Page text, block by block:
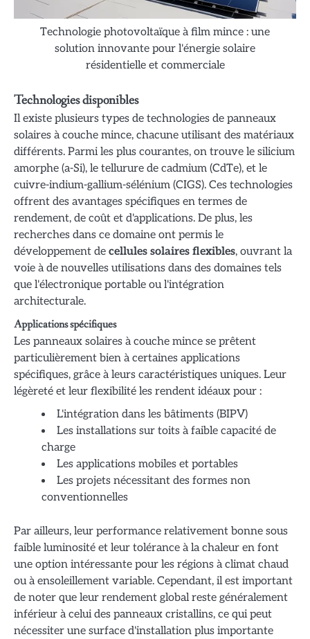
Technologie photovoltaïque à film mince : une
solution innovante pour l'énergie solaire
résidentielle et commerciale
Technologies disponibles
Il existe plusieurs types de technologies de panneaux
solaires à couche mince, chacune utilisant des matériaux
différents. Parmi les plus courantes, on trouve le silicium
amorphe (a-Si), le tellurure de cadmium (CdTe), et le
cuivre-indium-gallium-sélénium (CIGS). Ces technologies
offrent des avantages spécifiques en termes de
rendement, de coût et d'applications. De plus, les
recherches dans ce domaine ont permis le
développement de cellules solaires flexibles, ouvrant la
voie à de nouvelles utilisations dans des domaines tels
que l'électronique portable ou l'intégration
architecturale.
Applications spécifiques
Les panneaux solaires à couche mince se prêtent
particulièrement bien à certaines applications
spécifiques, grâce à leurs caractéristiques uniques. Leur
légèreté et leur flexibilité les rendent idéaux pour :
L'intégration dans les bâtiments (BIPV)
Les installations sur toits à faible capacité de
charge
Les applications mobiles et portables
Les projets nécessitant des formes non
conventionnelles
Par ailleurs, leur performance relativement bonne sous
faible luminosité et leur tolérance à la chaleur en font
une option intéressante pour les régions à climat chaud
ou à ensoleillement variable. Cependant, il est important
de noter que leur rendement global reste généralement
inférieur à celui des panneaux cristallins, ce qui peut
nécessiter une surface d'installation plus importante